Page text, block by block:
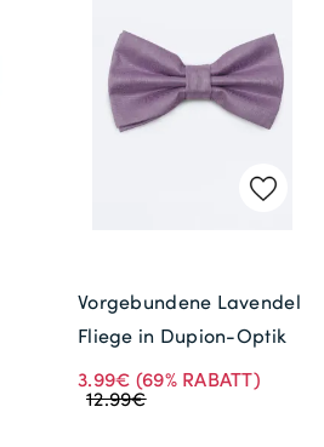
Gratisversand *
Vorgebundene Lavendel
Fliege in Dupion-Optik
3.99€ (69% RABATT)
12.99€